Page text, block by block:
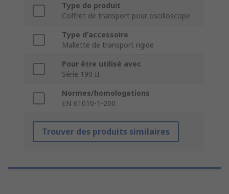
Type de produit
Coffret de transport pour oscilloscope
Type d'accessoire
Mallette de transport rigide
Pour être utilisé avec
Série 190 II
Normes/homologations
EN 61010-1-200
Trouver des produits similaires